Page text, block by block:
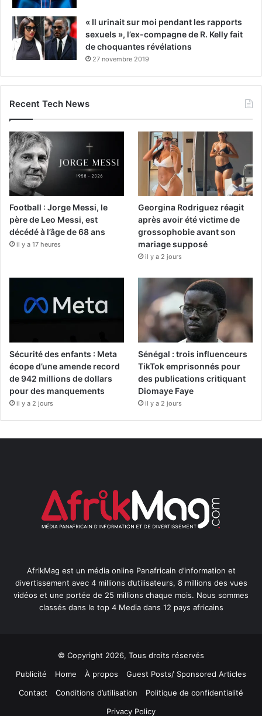
« Il urinait sur moi pendant les rapports
sexuels », l’ex-compagne de R. Kelly fait
de choquantes révélations
27 novembre 2019
Recent Tech News
Football : Jorge Messi, le
père de Leo Messi, est
décédé à l’âge de 68 ans
il y a 17 heures
Georgina Rodriguez réagit
après avoir été victime de
grossophobie avant son
mariage supposé
il y a 2 jours
Sécurité des enfants : Meta
écope d’une amende record
de 942 millions de dollars
pour des manquements
il y a 2 jours
Sénégal : trois influenceurs
TikTok emprisonnés pour
des publications critiquant
Diomaye Faye
il y a 2 jours
AfrikMag est un média online Panafricain d’information et
divertissement avec 4 millions d’utilisateurs, 8 millions des vues
vidéos et une portée de 25 millions chaque mois. Nous sommes
classés dans le top 4 Media dans 12 pays africains
© Copyright 2026, Tous droits réservés
Publicité
Home À propos
Guest Posts/ Sponsored Articles
Contact
Conditions d’utilisation
Politique de confidentialité
Privacy Policy